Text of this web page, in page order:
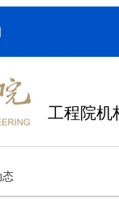
工程院机
态